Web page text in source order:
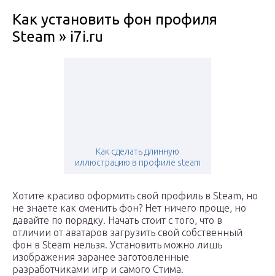
Как установить фон профиля
Steam » i7i.ru
Как сделать длинную
иллюстрацию в профиле steam
Хотите красиво оформить свой профиль в Steam, но
не знаете как сменить фон? Нет ничего проще, но
давайте по порядку. Начать стоит с того, что в
отличии от аватаров загрузить свой собственный
фон в Steam нельзя. Установить можно лишь
изображения заранее заготовленные
разработчиками игр и самого Стима.